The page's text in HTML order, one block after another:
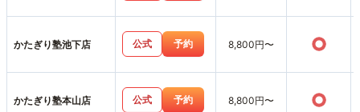
かたぎり塾池下店 公式 予約 8,800円〜 ○
かたぎり塾本山店 公式 予約 8,800円〜 ○